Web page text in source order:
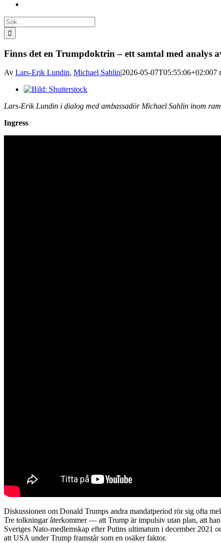
Sök
efter:
Finns det en Trumpdoktrin – ett samtal med analys
Av Lars-Erik Lundin, Michael Sahlin|2026-05-07T05:55:06+02:007
Visa
bild
Lars-Erik Lundin i dialog med ambassadör Michael Sahlin inom
Ingress
Diskussionen om Donald Trumps andra mandatperiod rör sig ofta
Tre tolkningar återkommer — att Trump är impulsiv utan plan, att
Sveriges Nato-medlemskap efter Putins ultimatum i december
att USA under Trump framstår som en osäker faktor.